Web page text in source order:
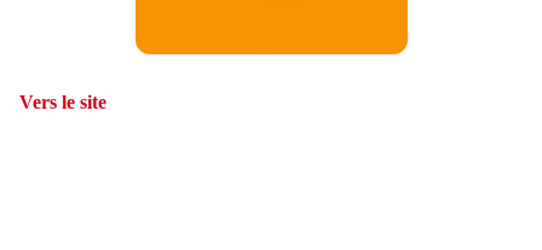
Vers le site